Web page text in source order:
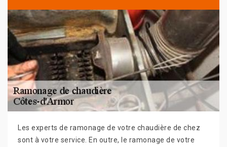
Les experts de ramonage de votre chaudière de chez
sont à votre service. En outre, le ramonage de votre